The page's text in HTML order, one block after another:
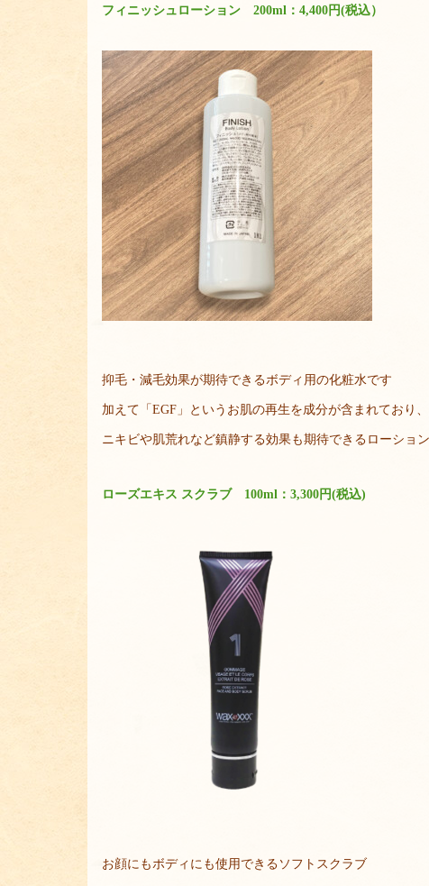
フィニッシュローション 200ml：4,400円(税込）
抑毛・減毛効果が期待できるボディ用の化粧水です
加えて「EGF」というお肌の再生を成分が含まれており
ニキビや肌荒れなど鎮静する効果も期待できるローショ
ローズエキス スクラブ 100ml：3,300円(税込)
お顔にもボディにも使用できるソフトスクラブ